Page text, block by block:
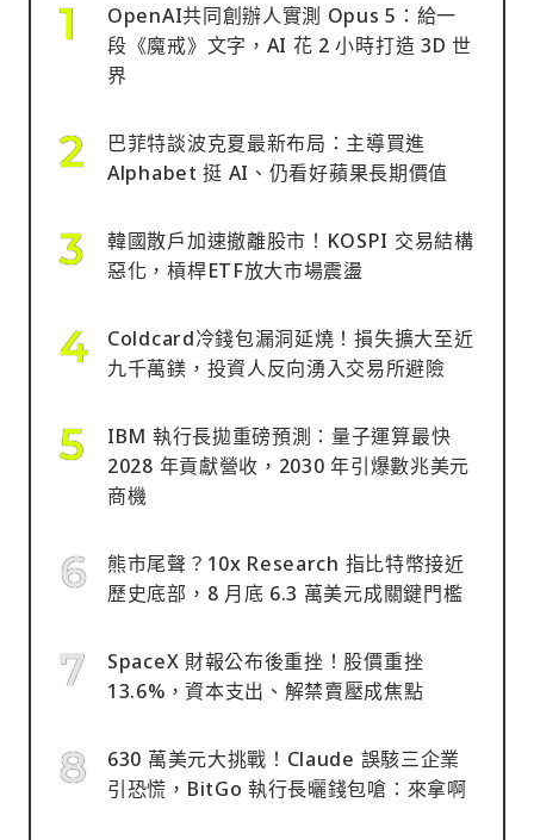
OpenAI共同創辦人實測 Opus 5：給一
段《魔戒》文字，AI 花 2 小時打造 3D 世
界
巴菲特談波克夏最新布局：主導買進
Alphabet 挺 AI、仍看好蘋果長期價值
韓國散戶加速撤離股市！KOSPI 交易結構
惡化，槓桿ETF放大市場震盪
Coldcard冷錢包漏洞延燒！損失擴大至近
九千萬鎂，投資人反向湧入交易所避險
IBM 執行長拋重磅預測：量子運算最快
2028 年貢獻營收，2030 年引爆數兆美元
商機
熊市尾聲？10x Research 指比特幣接近
歷史底部，8 月底 6.3 萬美元成關鍵門檻
SpaceX 財報公布後重挫！股價重挫
13.6%，資本支出、解禁賣壓成焦點
630 萬美元大挑戰！Claude 誤駭三企業
引恐慌，BitGo 執行長曬錢包嗆：來拿啊